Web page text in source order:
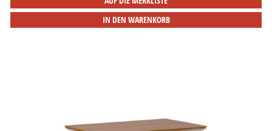
IN DEN WARENKORB